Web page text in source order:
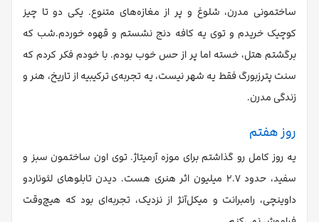
ساختمونی مدرن، شلوغ و پر از مغازه‌های متنوع. یکی دو تا چیز
کوچیک خریدم و توی یه کافه دنج نشستم و قهوه خوردم.شب که
برگشتم هتل، خسته اما پر از حس خوب بودم. با خودم فکر کردم که
سنت پترزبورگ فقط یه شهر نیست، یه تجربه‌ی ترکیبیه از تاریخ، هنر و
زندگی مدرن.
روز هفتم
یه روز کامل رو گذاشتم برای موزه آرمیتاژ. توی اون ساختمون سبز و
سفید، حدود ۲.۷ میلیون اثر هنری هست. دیدن تابلوهای لئوناردو
داوینچی، رامبرانت و میکل‌آنژ از نزدیک، تجربه‌ای بود که هیچ‌وقت